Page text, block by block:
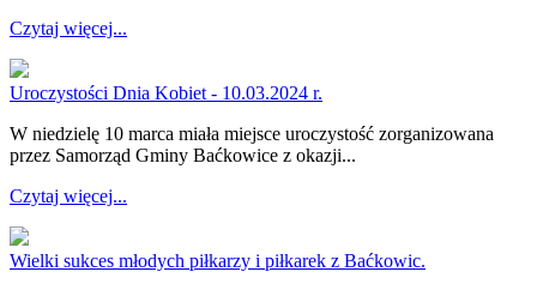
Czytaj więcej...
Uroczystości Dnia Kobiet - 10.03.2024 r.
W niedzielę 10 marca miała miejsce uroczystość zorganizowana
przez Samorząd Gminy Baćkowice z okazji...
Czytaj więcej...
Wielki sukces młodych piłkarzy i piłkarek z Baćkowic.